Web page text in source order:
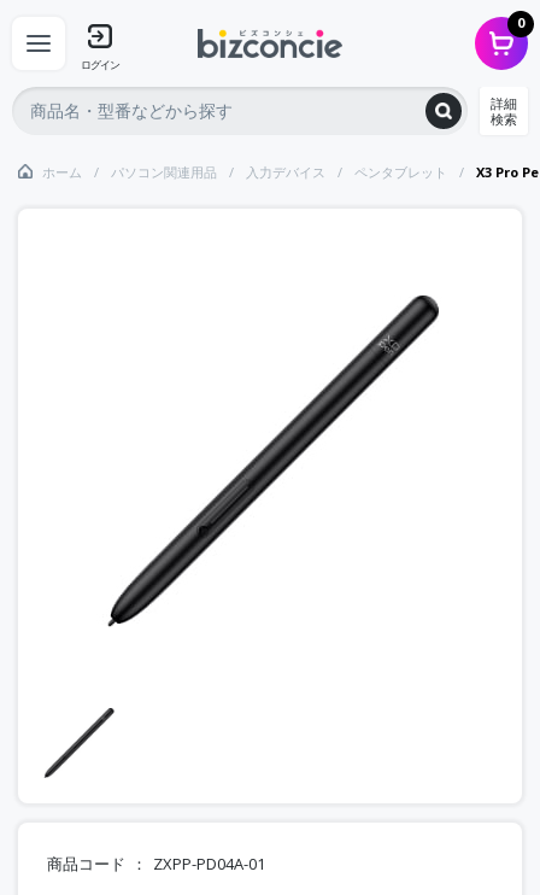
ログイン
0
詳細
検索
ホーム パソコン関連用品 入力デバイス ペンタブレット X3 Pro
商品コード ZXPP-PD04A-01